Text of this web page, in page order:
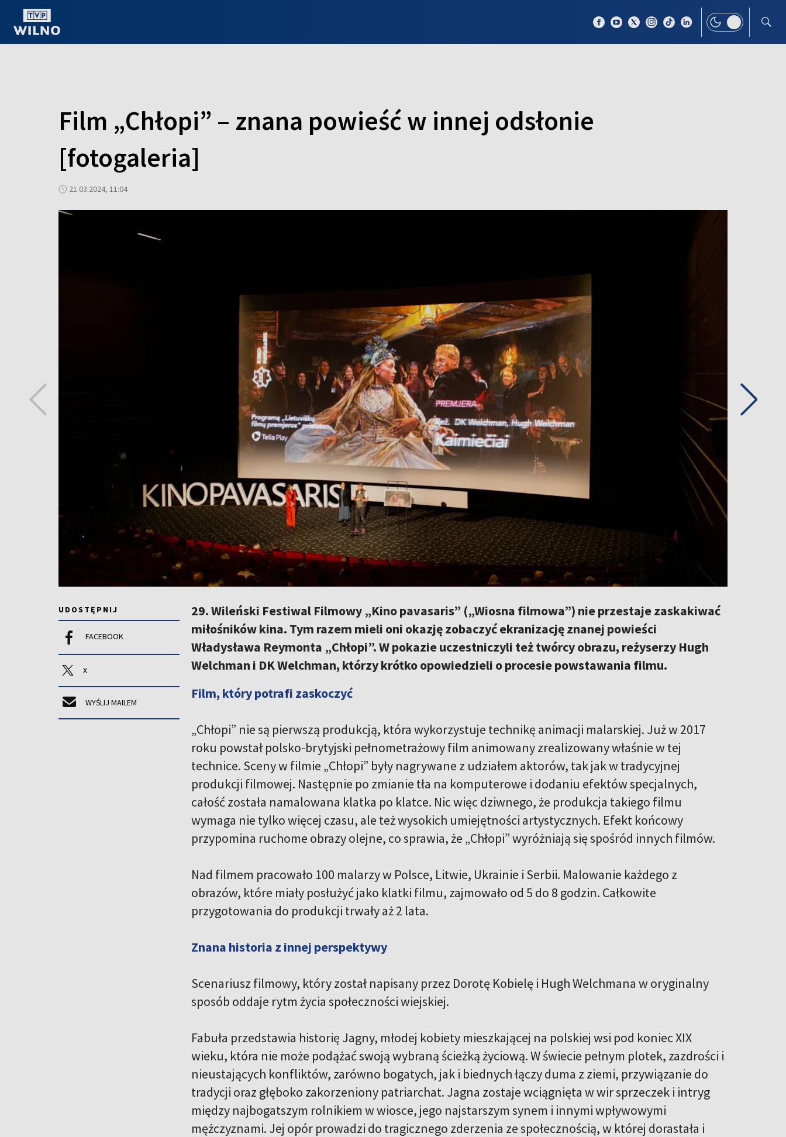
Film „Chłopi” – znana powieść w innej odsłonie
[fotogaleria]
21.03.2024, 11:04
UDOSTĘPNIJ
FACEBOOK
X
WYŚLIJ MAILEM
29. Wileński Festiwal Filmowy „Kino pavasaris” („Wiosna filmowa”) nie przestaje zaskakiwać
miłośników kina. Tym razem mieli oni okazję zobaczyć ekranizację znanej powieści
Władysława Reymonta „Chłopi”. W pokazie uczestniczyli też twórcy obrazu, reżyserzy Hugh
Welchman i DK Welchman, którzy krótko opowiedzieli o procesie powstawania filmu.
Film, który potrafi zaskoczyć
„Chłopi” nie są pierwszą produkcją, która wykorzystuje technikę animacji malarskiej. Już w 2017
roku powstał polsko-brytyjski pełnometrażowy film animowany zrealizowany właśnie w tej
technice. Sceny w filmie „Chłopi” były nagrywane z udziałem aktorów, tak jak w tradycyjnej
produkcji filmowej. Następnie po zmianie tła na komputerowe i dodaniu efektów specjalnych,
całość została namalowana klatka po klatce. Nic więc dziwnego, że produkcja takiego filmu
wymaga nie tylko więcej czasu, ale też wysokich umiejętności artystycznych. Efekt końcowy
przypomina ruchome obrazy olejne, co sprawia, że „Chłopi” wyróżniają się spośród innych filmów.
Nad filmem pracowało 100 malarzy w Polsce, Litwie, Ukrainie i Serbii. Malowanie każdego z
obrazów, które miały posłużyć jako klatki filmu, zajmowało od 5 do 8 godzin. Całkowite
przygotowania do produkcji trwały aż 2 lata.
Znana historia z innej perspektywy
Scenariusz filmowy, który został napisany przez Dorotę Kobielę i Hugh Welchmana w oryginalny
sposób oddaje rytm życia społeczności wiejskiej.
Fabuła przedstawia historię Jagny, młodej kobiety mieszkającej na polskiej wsi pod koniec XIX
wieku, która nie może podążać swoją wybraną ścieżką życiową. W świecie pełnym plotek, zazdrości i
nieustających konfliktów, zarówno bogatych, jak i biednych łączy duma z ziemi, przywiązanie do
tradycji oraz głęboko zakorzeniony patriarchat. Jagna zostaje wciągnięta w wir sprzeczek i intryg
między najbogatszym rolnikiem w wiosce, jego najstarszym synem i innymi wpływowymi
mężczyznami. Jej opór prowadzi do tragicznego zderzenia ze społecznością, w której dorastała i